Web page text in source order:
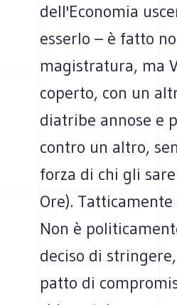
dell'Economia
esserlo – è fatto
magistratura, ma
coperto, con un
diatribe annose e
contro un altro,
forza di chi gli
Ore).
Non è
deciso di
patto di